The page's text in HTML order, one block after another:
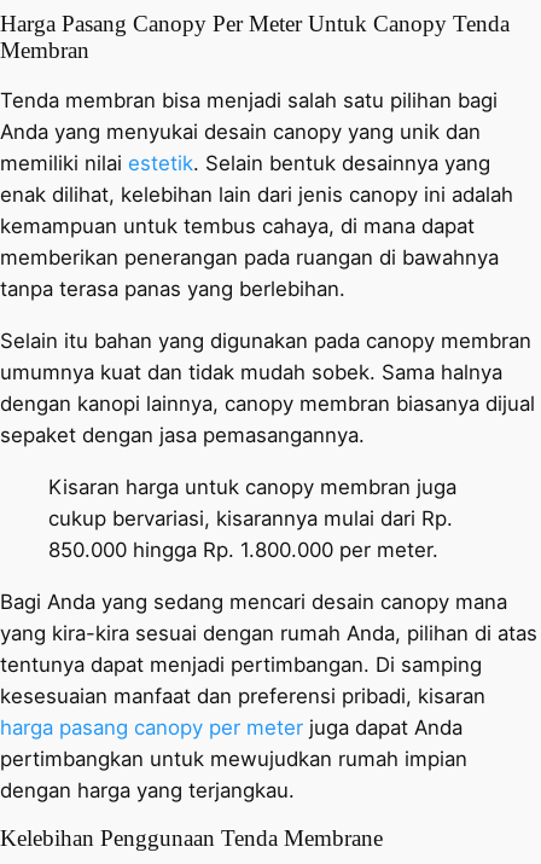
Harga Pasang Canopy Per Meter Untuk Canopy Tenda
Membran
Tenda membran bisa menjadi salah satu pilihan bagi
Anda yang menyukai desain canopy yang unik dan
memiliki nilai estetik. Selain bentuk desainnya yang
enak dilihat, kelebihan lain dari jenis canopy ini adalah
kemampuan untuk tembus cahaya, di mana dapat
memberikan penerangan pada ruangan di bawahnya
tanpa terasa panas yang berlebihan.
Selain itu bahan yang digunakan pada canopy membran
umumnya kuat dan tidak mudah sobek. Sama halnya
dengan kanopi lainnya, canopy membran biasanya dijual
sepaket dengan jasa pemasangannya.
Kisaran harga untuk canopy membran juga
cukup bervariasi, kisarannya mulai dari Rp.
850.000 hingga Rp. 1.800.000 per meter.
Bagi Anda yang sedang mencari desain canopy mana
yang kira-kira sesuai dengan rumah Anda, pilihan di atas
tentunya dapat menjadi pertimbangan. Di samping
kesesuaian manfaat dan preferensi pribadi, kisaran
harga pasang canopy per meter juga dapat Anda
pertimbangkan untuk mewujudkan rumah impian
dengan harga yang terjangkau.
Kelebihan Penggunaan Tenda Membrane